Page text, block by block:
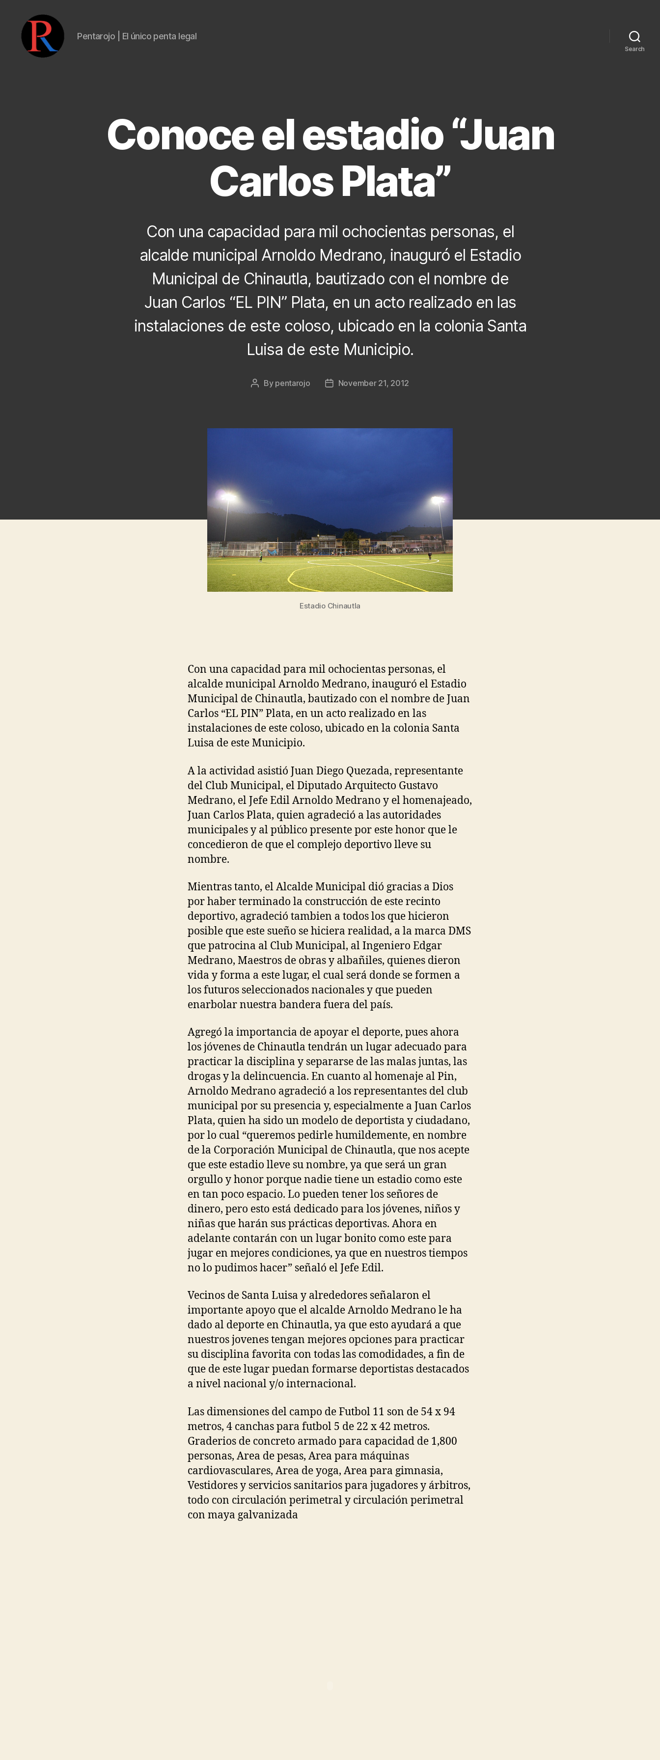
Pentarojo | El único penta legal
Search
Conoce el estadio “Juan
Carlos Plata”
Con una capacidad para mil ochocientas personas, el
alcalde municipal Arnoldo Medrano, inauguró el Estadio
Municipal de Chinautla, bautizado con el nombre de
Juan Carlos “EL PIN” Plata, en un acto realizado en las
instalaciones de este coloso, ubicado en la colonia Santa
Luisa de este Municipio.
Post
By pentarojo
PostNovember 21, 2012
Estadio Chinautla
Con una capacidad para mil ochocientas personas, el
alcalde municipal Arnoldo Medrano, inauguró el Estadio
Municipal de Chinautla, bautizado con el nombre de Juan
Carlos “EL PIN” Plata, en un acto realizado en las
instalaciones de este coloso, ubicado en la colonia Santa
Luisa de este Municipio.
A la actividad asistió Juan Diego Quezada, representante
del Club Municipal, el Diputado Arquitecto Gustavo
Medrano, el Jefe Edil Arnoldo Medrano y el homenajeado,
Juan Carlos Plata, quien agradeció a las autoridades
municipales y al público presente por este honor que le
concedieron de que el complejo deportivo lleve su
nombre.
Mientras tanto, el Alcalde Municipal dió gracias a Dios
por haber terminado la construcción de este recinto
deportivo, agradeció tambien a todos los que hicieron
posible que este sueño se hiciera realidad, a la marca DMS
que patrocina al Club Municipal, al Ingeniero Edgar
Medrano, Maestros de obras y albañiles, quienes dieron
vida y forma a este lugar, el cual será donde se formen a
los futuros seleccionados nacionales y que pueden
enarbolar nuestra bandera fuera del país.
Agregó la importancia de apoyar el deporte, pues ahora
los jóvenes de Chinautla tendrán un lugar adecuado para
practicar la disciplina y separarse de las malas juntas, las
drogas y la delincuencia. En cuanto al homenaje al Pin,
Arnoldo Medrano agradeció a los representantes del club
municipal por su presencia y, especialmente a Juan Carlos
Plata, quien ha sido un modelo de deportista y ciudadano,
por lo cual “queremos pedirle humildemente, en nombre
de la Corporación Municipal de Chinautla, que nos acepte
que este estadio lleve su nombre, ya que será un gran
orgullo y honor porque nadie tiene un estadio como este
en tan poco espacio. Lo pueden tener los señores de
dinero, pero esto está dedicado para los jóvenes, niños y
niñas que harán sus prácticas deportivas. Ahora en
adelante contarán con un lugar bonito como este para
jugar en mejores condiciones, ya que en nuestros tiempos
no lo pudimos hacer” señaló el Jefe Edil.
Vecinos de Santa Luisa y alrededores señalaron el
importante apoyo que el alcalde Arnoldo Medrano le ha
dado al deporte en Chinautla, ya que esto ayudará a que
nuestros jovenes tengan mejores opciones para practicar
su disciplina favorita con todas las comodidades, a fin de
que de este lugar puedan formarse deportistas destacados
a nivel nacional y/o internacional.
Las dimensiones del campo de Futbol 11 son de 54 x 94
metros, 4 canchas para futbol 5 de 22 x 42 metros.
Graderios de concreto armado para capacidad de 1,800
personas, Area de pesas, Area para máquinas
cardiovasculares, Area de yoga, Area para gimnasia,
Vestidores y servicios sanitarios para jugadores y árbitros,
todo con circulación perimetral y circulación perimetral
con maya galvanizada